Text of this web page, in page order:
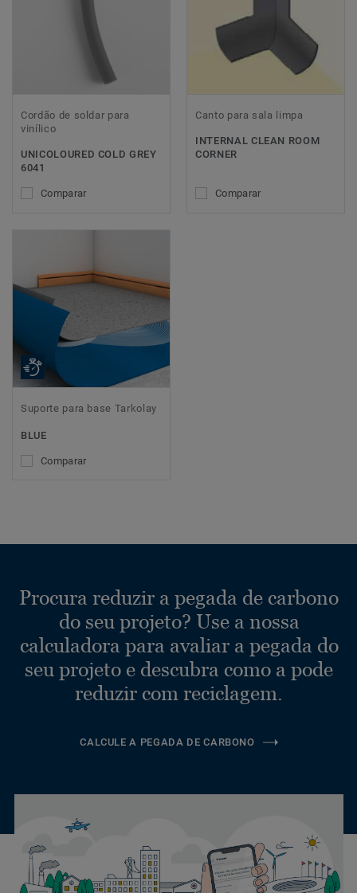
Cordão de soldar para
vinílico
UNICOLOURED COLD GREY
6041
Comparar
Canto para sala limpa
INTERNAL CLEAN ROOM
CORNER
Comparar
Suporte para base Tarkolay
BLUE
Comparar
Procura reduzir a pegada de carbono
do seu projeto? Use a nossa
calculadora para avaliar a pegada do
seu projeto e descubra como a pode
reduzir com reciclagem.
CALCULE A PEGADA DE CARBONO